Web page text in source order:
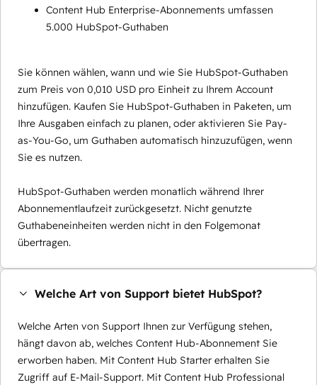
Content Hub Enterprise-Abonnements umfassen
5.000 HubSpot-Guthaben
Sie können wählen, wann und wie Sie HubSpot-Guthaben
zum Preis von 0,010 USD pro Einheit zu Ihrem Account
hinzufügen. Kaufen Sie HubSpot-Guthaben in Paketen, um
Ihre Ausgaben einfach zu planen, oder aktivieren Sie Pay-
as-You-Go, um Guthaben automatisch hinzuzufügen, wenn
Sie es nutzen.
HubSpot-Guthaben werden monatlich während Ihrer
Abonnementlaufzeit zurückgesetzt. Nicht genutzte
Guthabeneinheiten werden nicht in den Folgemonat
übertragen.
Welche Art von Support bietet HubSpot?
Welche Arten von Support Ihnen zur Verfügung stehen,
hängt davon ab, welches Content Hub-Abonnement Sie
erworben haben. Mit Content Hub Starter erhalten Sie
Zugriff auf E-Mail-Support. Mit Content Hub Professional